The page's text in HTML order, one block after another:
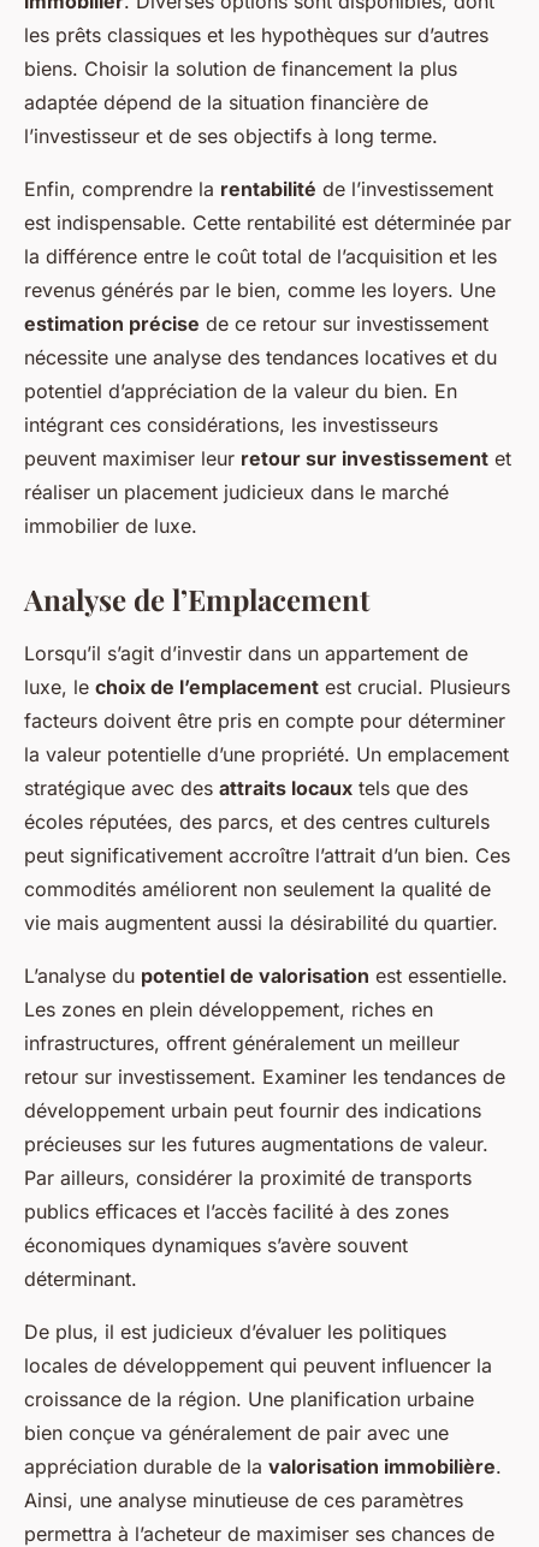
les prêts classiques et les hypothèques sur d’autres
biens. Choisir la solution de financement la plus
adaptée dépend de la situation financière de
l’investisseur et de ses objectifs à long terme.
Enfin, comprendre la rentabilité de l’investissement
est indispensable. Cette rentabilité est déterminée par
la différence entre le coût total de l’acquisition et les
revenus générés par le bien, comme les loyers. Une
estimation précise de ce retour sur investissement
nécessite une analyse des tendances locatives et du
potentiel d’appréciation de la valeur du bien. En
intégrant ces considérations, les investisseurs
peuvent maximiser leur retour sur investissement et
réaliser un placement judicieux dans le marché
immobilier de luxe.
Analyse de l’Emplacement
Lorsqu’il s’agit d’investir dans un appartement de
luxe, le choix de l’emplacement est crucial. Plusieurs
facteurs doivent être pris en compte pour déterminer
la valeur potentielle d’une propriété. Un emplacement
stratégique avec des attraits locaux tels que des
écoles réputées, des parcs, et des centres culturels
peut significativement accroître l’attrait d’un bien. Ces
commodités améliorent non seulement la qualité de
vie mais augmentent aussi la désirabilité du quartier.
L’analyse du potentiel de valorisation est essentielle.
Les zones en plein développement, riches en
infrastructures, offrent généralement un meilleur
retour sur investissement. Examiner les tendances de
développement urbain peut fournir des indications
précieuses sur les futures augmentations de valeur.
Par ailleurs, considérer la proximité de transports
publics efficaces et l’accès facilité à des zones
économiques dynamiques s’avère souvent
déterminant.
De plus, il est judicieux d’évaluer les politiques
locales de développement qui peuvent influencer la
croissance de la région. Une planification urbaine
bien conçue va généralement de pair avec une
appréciation durable de la valorisation immobilière.
Ainsi, une analyse minutieuse de ces paramètres
permettra à l’acheteur de maximiser ses chances de